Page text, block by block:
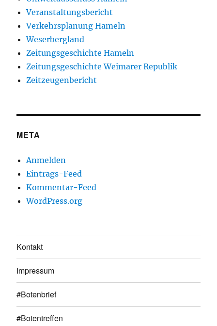
Veranstaltungsbericht
Verkehrsplanung Hameln
Weserbergland
Zeitungsgeschichte Hameln
Zeitungsgeschichte Weimarer Republik
Zeitzeugenbericht
META
Anmelden
Eintrags-Feed
Kommentar-Feed
WordPress.org
Kontakt
Impressum
#Botenbrief
#Botentreffen